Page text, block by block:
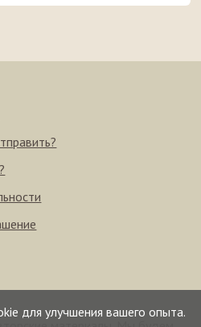
для улучшения вашего опыта.